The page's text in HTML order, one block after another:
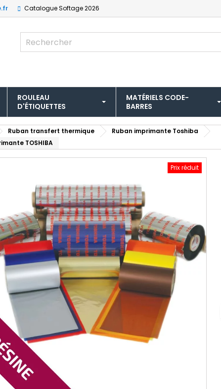
CatalogueSoftage 2026
ROULEAU
D'ÉTIQUETTES
MATÉRIELS CODE-
BARRES
Ruban transfert thermique
Ruban imprimante Toshiba
TOSHIBA
Prix réduit